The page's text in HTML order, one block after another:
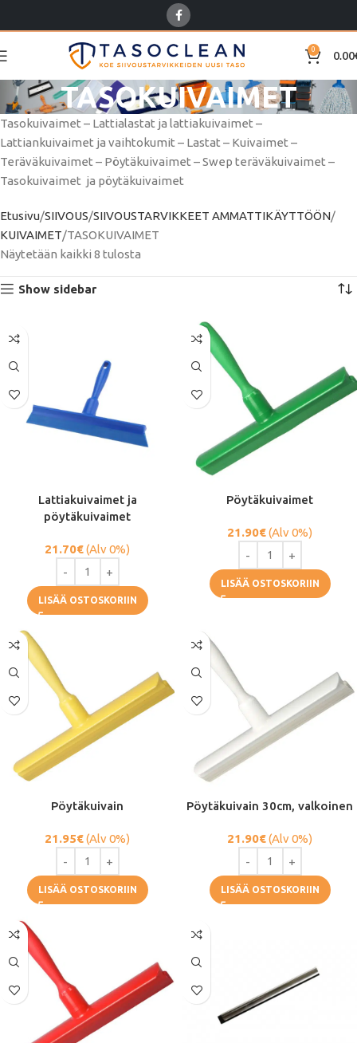
0 0.00
TASOKUIVAIMET
Tasokuivaimet – Lattialastat ja lattiakuivaimet –
Lattiankuivaimet ja vaihtokumit – Lastat – Kuivaimet –
Teräväkuivaimet – Pöytäkuivaimet – Swep teräväkuivaimet –
Tasokuivaimet ja pöytäkuivaimet
Etusivu SIIVOUS SIIVOUSTARVIKKEET AMMATTIKÄYTTÖÖN
KUIVAIMET TASOKUIVAIMET
Näytetään kaikki 8 tulosta
Show sidebar
Lattiakuivaimet ja
pöytäkuivaimet
21.70€(Alv 0%)
LISÄÄ OSTOSKORIIN
Pöytäkuivaimet
21.90€(Alv 0%)
LISÄÄ OSTOSKORIIN
Pöytäkuivain
21.95€(Alv 0%)
LISÄÄ OSTOSKORIIN
Pöytäkuivain 30cm, valkoinen
21.90€(Alv 0%)
LISÄÄ OSTOSKORIIN